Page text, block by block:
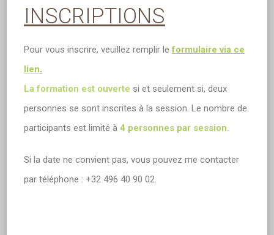
INSCRIPTIONS
Pour vous inscrire, veuillez remplir leformulaire via ce
lien.
La formation est ouverte si et seulement si, deux
personnes se sont inscrites à la session. Le nombre de
participants est limité à 4 personnes par session.
Si la date ne convient pas, vous pouvez me contacter
par téléphone : +32 496 40 90 02.